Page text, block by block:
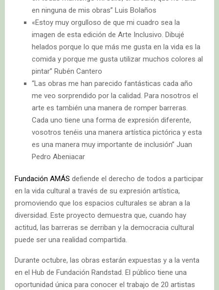
en ninguna de mis obras” Luis Bolaños
«Estoy muy orgulloso de que mi cuadro sea la
imagen de esta edición de Arte Inclusivo. Dibujé
helados porque lo que más me gusta en la vida es la
comida y porque me gusta utilizar muchos colores al
pintar” Rubén Cantero
“Las obras me han parecido fantásticas cada año
me veo sorprendido por la calidad. Para nosotros el
arte es también una manera de romper barreras.
Cada uno tiene una forma de expresión diferente,
vosotros tenéis una manera artística pictórica y esta
es una manera muy importante de inclusión” Juan
Pedro Abeniacar
Fundación AMÁS defiende el derecho de todos a participar
en la vida cultural a través de su expresión artística,
promoviendo que los espacios culturales se abran a la
diversidad. Este proyecto demuestra que, cuando hay
actitud, las barreras se derriban y la democracia cultural
puede ser una realidad compartida.
Durante octubre, las obras estarán expuestas y a la venta
en el Hub de Fundación Randstad. El público tiene una
oportunidad única para conocer el trabajo de 20 artistas